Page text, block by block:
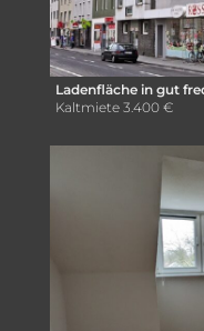
Ladenfläche in gut
Kaltmiete 3.400 €